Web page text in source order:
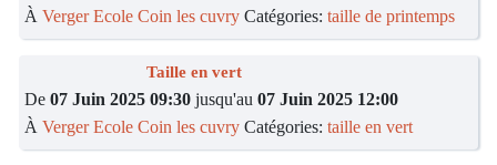
ÀVerger Ecole Coin les cuvry Catégories:taille de printemps
Taille en vert
De07 Juin 2025 09:30 jusqu'au07 Juin 2025 12:00
ÀVerger Ecole Coin les cuvry Catégories:taille en vert